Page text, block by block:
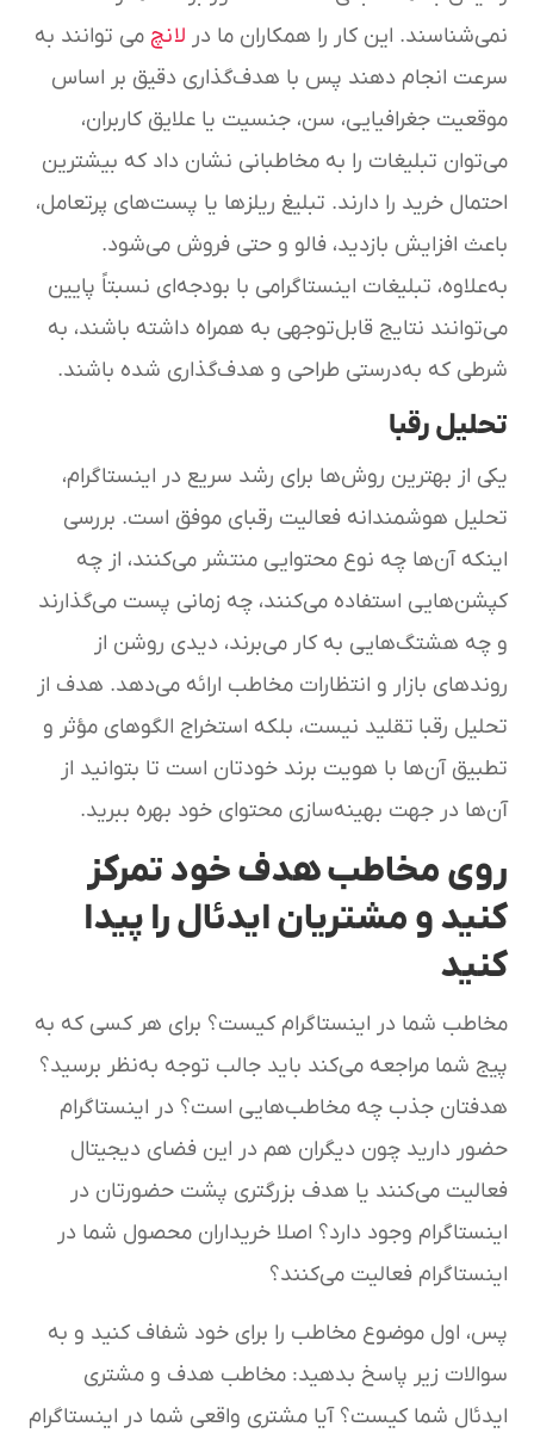
نمی‌شناسند. این کار را همکاران ما در لانچ می توانند به
سرعت انجام دهند پس با هدف‌گذاری دقیق بر اساس
موقعیت جغرافیایی، سن، جنسیت یا علایق کاربران،
می‌توان تبلیغات را به مخاطبانی نشان داد که بیشترین
احتمال خرید را دارند. تبلیغ ریلزها یا پست‌های پرتعامل،
باعث افزایش بازدید، فالو و حتی فروش می‌شود.
به‌علاوه، تبلیغات اینستاگرامی با بودجه‌ای نسبتاً پایین
می‌توانند نتایج قابل‌توجهی به همراه داشته باشند، به
شرطی که به‌درستی طراحی و هدف‌گذاری شده باشند.
تحلیل رقبا
یکی از بهترین روش‌ها برای رشد سریع در اینستاگرام،
تحلیل هوشمندانه فعالیت رقبای موفق است. بررسی
اینکه آن‌ها چه نوع محتوایی منتشر می‌کنند، از چه
کپشن‌هایی استفاده می‌کنند، چه زمانی پست می‌گذارند
و چه هشتگ‌هایی به کار می‌برند، دیدی روشن از
روندهای بازار و انتظارات مخاطب ارائه می‌دهد. هدف از
تحلیل رقبا تقلید نیست، بلکه استخراج الگوهای مؤثر و
تطبیق آن‌ها با هویت برند خودتان است تا بتوانید از
آن‌ها در جهت بهینه‌سازی محتوای خود بهره ببرید.
روی مخاطب هدف خود تمرکز
کنید و مشتریان ایدئال را پیدا
کنید
مخاطب شما در اینستاگرام کیست؟ برای هر کسی که به
پیج شما مراجعه می‌کند باید جالب توجه به‌نظر برسید؟
هدفتان جذب چه مخاطب‌هایی است؟ در اینستاگرام
حضور دارید چون دیگران هم در این فضای دیجیتال
فعالیت می‌کنند یا هدف بزرگتری پشت حضورتان در
اینستاگرام وجود دارد؟ اصلا خریداران محصول شما در
اینستاگرام فعالیت می‌کنند؟
پس، اول موضوع مخاطب را برای خود شفاف کنید و به
سوالات زیر پاسخ بدهید: مخاطب هدف و مشتری
ایدئال شما کیست؟ آیا مشتری واقعی شما در اینستاگرام